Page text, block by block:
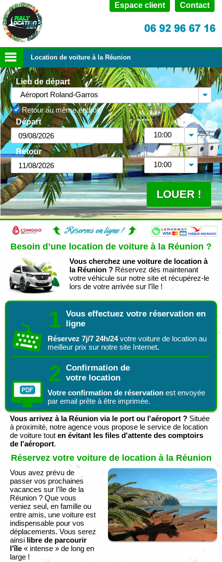
Contact
Espace client
Location de voiture à la Réunion
Lieu de départ
Aéroport Roland-Garros
Retour au même endroit
Départ
10:00
Retour
10:00
LOUER !
Besoin d’une location de voiture à la Réunion ?
Vous cherchez une voiture de location à
la Réunion ? Réservez dès maintenant
votre véhicule sur notre site et récupérez-le
lors de votre arrivée sur l’île !
1 Vous effectuez votre réservation en
ligne
Réservez 7j/7 24h/24votre voiture de location au
meilleur prix sur notre site Internet.
2 Confirmation de
votre location
Votre confirmation de réservation est envoyée
par email prête à être imprimée.
Vous arrivez à la Réunion via le port ou l'aéroport ? Située
à proximité, notre agence vous propose le service de location
de voiture tout en évitant les files d'attente des comptoirs
de l'aéroport.
Réservez votre voiture de location à la Réunion
Vous avez prévu de
passer vos prochaines
vacances sur l’île de la
Réunion ? Que vous
veniez seul, en famille ou
entre amis, une voiture est
indispensable pour vos
déplacements. Vous serez
ainsi libre de parcourir
l’île « intense » de long en
large !